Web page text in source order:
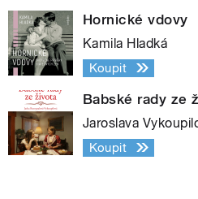
Hornické vdovy
Kamila Hladká
Koupit
Babské rady ze
Jaroslava
Koupit